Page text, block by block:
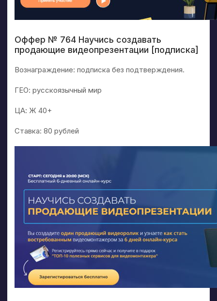
Оффер № 764 Научись создавать
продающие видеопрезентации [подписка]
Вознаграждение: подписка без подтверждения.
ГЕО: русскоязычный мир
ЦА: Ж 40+
Ставка: 80 рублей